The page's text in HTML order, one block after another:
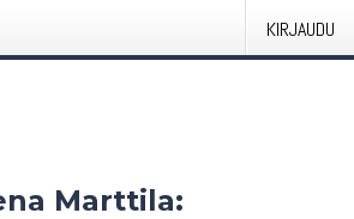
KIRJAUDU
Marttila: